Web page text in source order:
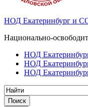
НОД Екатеринбург и
Национально-
НОД
НОД
НОД
Поиск